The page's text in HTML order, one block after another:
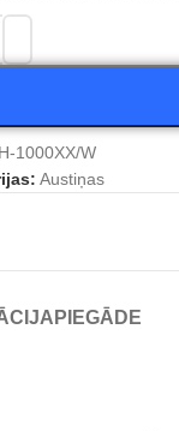
1000XX/W
Austiņas
PIEGĀDE